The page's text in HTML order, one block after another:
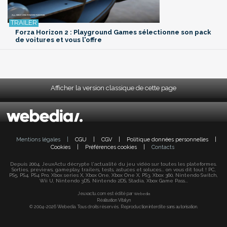
Forza Horizon 2 : Playground Games sélectionne son pack
de voitures et vous l'offre
Afficher la version classique de cette page
Mentions légales CGU CGV Politique données personnelles
Cookies
Préférences cookies Contacts
Depuis 2004, JeuxActu décrypte l'actualité du jeu vidéo sur toutes les plateformes.
Sorties, previews, gameplay, trailers, tests, astuces et soluces... on vous dit tout ! PC,
PS5, PS4, PS4 Pro, Xbox series X, Xbox One, Xbox One X, PS3, Xbox 360, Nintendo Switch,
Wii U, Nintendo 3DS, Nintendo 2DS, Stadia, Xbox Game Pass...
Jeuxactu.com est édité par Webedia
Réalisation Vitalyn
© 2004-2026 Webedia. Tous droits réservés. Reproduction interdite sans autorisation.